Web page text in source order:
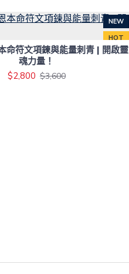
NEW
HOT
-22 %
命符文項鍊與能量刺青 | 開啟靈
魂力量！
$2,800 $3,600